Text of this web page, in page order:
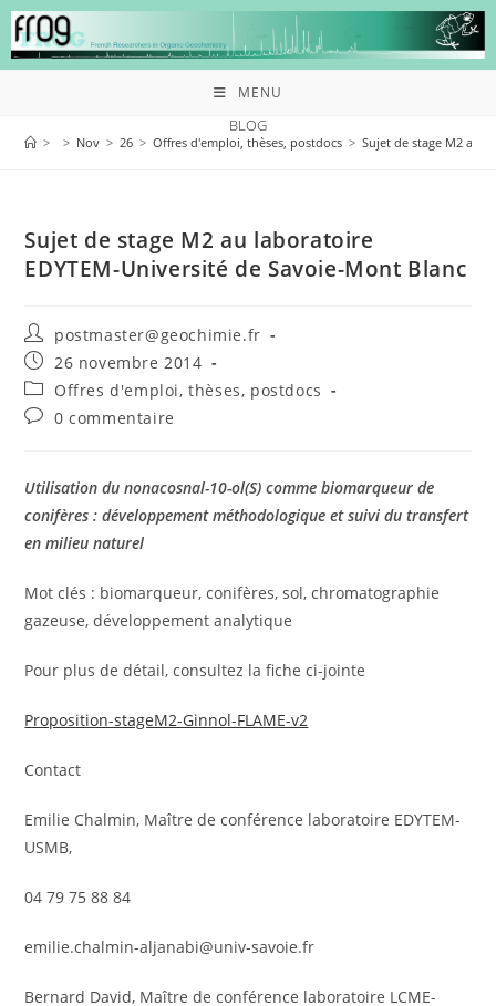
MENU
BLOG
> > Nov > 26 > Offres d'emploi, thèses, postdocs > Sujet de stage M2 au
Sujet de stage M2 au laboratoire
EDYTEM-Université de Savoie-Mont Blanc
postmaster@geochimie.fr
26 novembre 2014
Offres d'emploi, thèses, postdocs
0 commentaire
Utilisation du nonacosnal-10-ol(S) comme biomarqueur de
conifères : développement méthodologique et suivi du transfert
en milieu naturel
Mot clés : biomarqueur, conifères, sol, chromatographie
gazeuse, développement analytique
Pour plus de détail, consultez la fiche ci-jointe
Proposition-stageM2-Ginnol-FLAME-v2
Contact
Emilie Chalmin, Maître de conférence laboratoire EDYTEM-
USMB,
04 79 75 88 84
emilie.chalmin-aljanabi@univ-savoie.fr
Bernard David, Maître de conférence laboratoire LCME-